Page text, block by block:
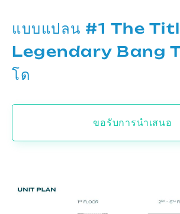
แบบแปลน #1 The
Legendary Bang
โด
ขอรับการนำเสนอ